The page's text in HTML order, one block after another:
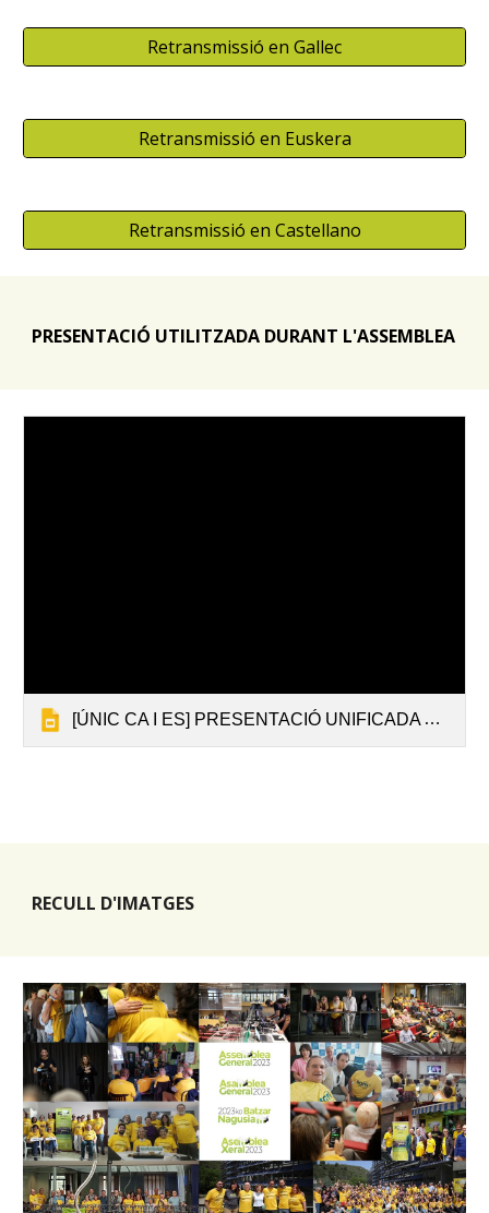
Retransmissió en Gallec
Retransmissió en Euskera
Retransmissió en Castellano
PRESENTACIÓ UTILITZADA DURANT L'ASSEMBLEA
[ÚNIC CA I ES] PRESENTACIÓ UNIFICADA AG23 FINAL
RECULL D'IMATGES